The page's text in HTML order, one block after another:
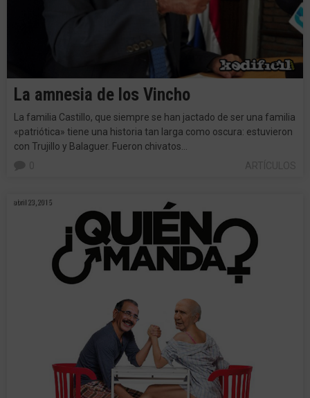
La amnesia de los Vincho
La familia Castillo, que siempre se han jactado de ser una familia
«patriótica» tiene una historia tan larga como oscura: estuvieron
con Trujillo y Balaguer. Fueron chivatos…
abril 23, 2015